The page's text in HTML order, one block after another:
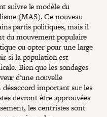
suivre le modèle du
(MAS). Ce nouveau
partis politiques, mais il
du mouvement populaire
ou opter pour une large
si la population est
Bien que les sondages
d'une nouvelle
important sur les
devront être approuvées
les centristes sont